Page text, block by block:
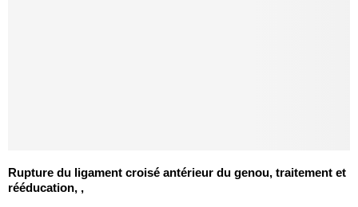
Rupture du ligament croisé antérieur du genou, traitement et
rééducation, ,